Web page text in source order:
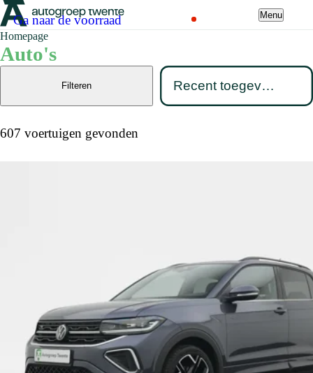
Menu
Homepage
Auto's
Ga naar de voorraad
607 voertuigen gevonden
Filteren